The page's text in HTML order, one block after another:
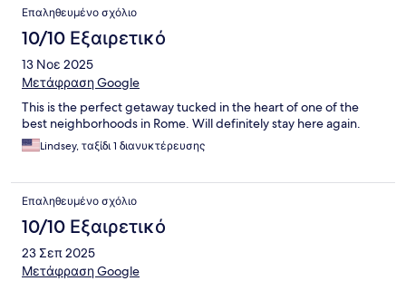
Επαληθευμένο σχόλιο
10/10 Εξαιρετικό
13 Νοε 2025
Μετάφραση Google
This is the perfect getaway tucked in the heart of one of the
best neighborhoods in Rome. Will definitely stay here again.
Lindsey, ταξίδι 1 διανυκτέρευσης
Επαληθευμένο σχόλιο
10/10 Εξαιρετικό
23 Σεπ 2025
Μετάφραση Google